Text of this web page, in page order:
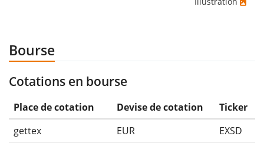
Bourse
Cotations en bourse
Place de cotation Devise de cotation
Ticker
gettex
EUR
EXSD